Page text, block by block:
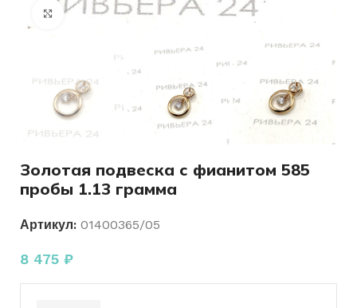
Нажмите, чтобы увеличить
Золотая подвеска с фианитом 585
пробы 1.13 грамма
Артикул: 01400365/05
8 475 ₽